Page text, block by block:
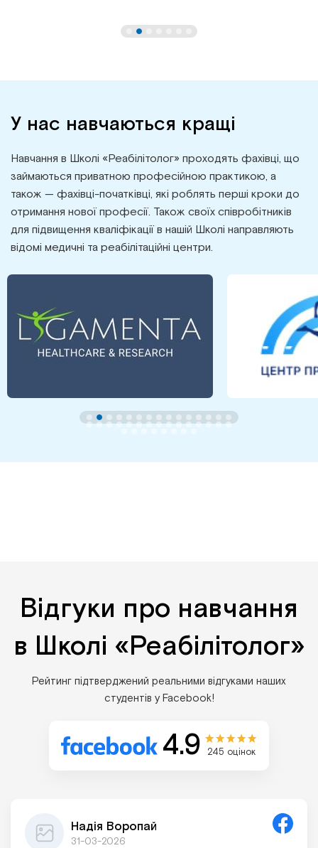
У нас навчаються кращі
Навчання в Школі «Реабілітолог» проходять фахівці, що
займаються приватною професійною практикою, а
також — фахівці-початківці, які роблять перші кроки до
отримання нової професії. Також своїх співробітників
для підвищення кваліфікації в нашій Школі направляють
відомі медичні та реабілітаційні центри.
Відгуки про навчання
в Школі «Реабілітолог»
Рейтинг підтверджений реальними відгуками наших
студентів у Facebook!
4.9 245 оцінок
Надія Воропай
31-03-2026